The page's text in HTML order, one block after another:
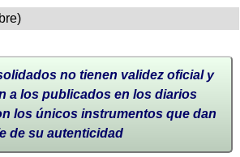
no tienen validez oficial y
a los publicados en los diarios
los únicos instrumentos que dan
de su autenticidad